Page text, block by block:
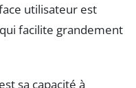
utilisateur est
facilite grandement
sa capacité à